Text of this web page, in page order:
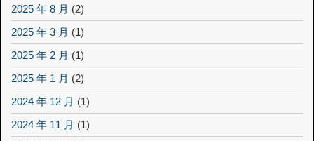
2025 年 8 月 (2)
2025 年 3 月 (1)
2025 年 2 月 (1)
2025 年 1 月 (2)
2024 年 12 月 (1)
2024 年 11 月 (1)